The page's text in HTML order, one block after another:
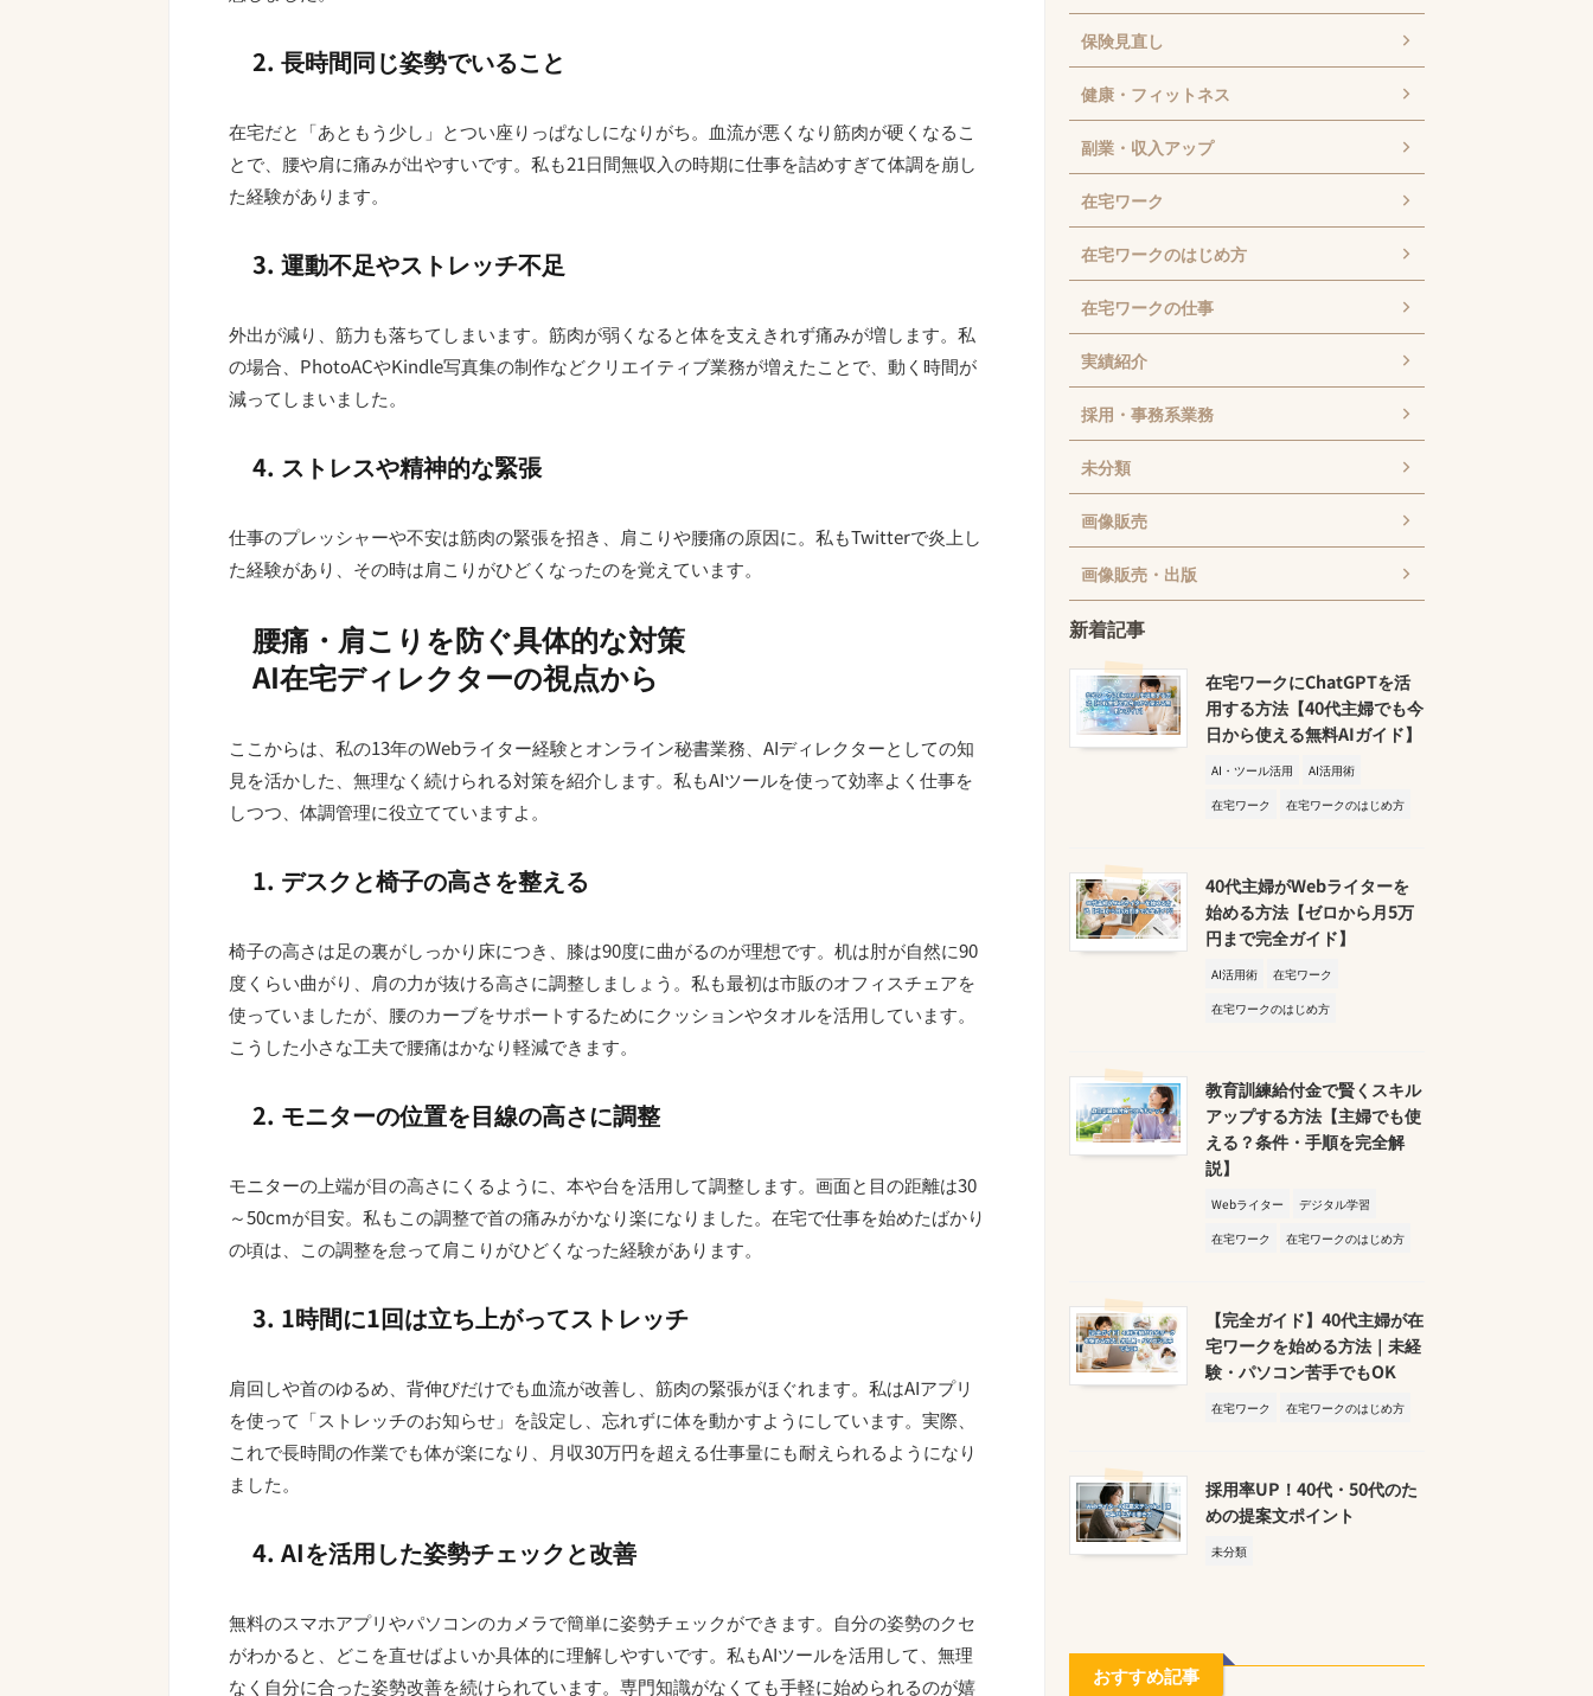
2. 長時間同じ姿勢でいること
在宅だと「あともう少し」とつい座りっぱなしになりがち。血流が悪くなり筋肉が硬くなるこ
とで、腰や肩に痛みが出やすいです。私も21日間無収入の時期に仕事を詰めすぎて体調を崩し
た経験があります。
3. 運動不足やストレッチ不足
外出が減り、筋力も落ちてしまいます。筋肉が弱くなると体を支えきれず痛みが増します。私
の場合、PhotoACやKindle写真集の制作などクリエイティブ業務が増えたことで、動く時間が
減ってしまいました。
4. ストレスや精神的な緊張
仕事のプレッシャーや不安は筋肉の緊張を招き、肩こりや腰痛の原因に。私もTwitterで炎上し
た経験があり、その時は肩こりがひどくなったのを覚えています。
腰痛・肩こりを防ぐ具体的な対策
AI在宅ディレクターの視点から
ここからは、私の13年のWebライター経験とオンライン秘書業務、AIディレクターとしての知
見を活かした、無理なく続けられる対策を紹介します。私もAIツールを使って効率よく仕事を
しつつ、体調管理に役立てていますよ。
1. デスクと椅子の高さを整える
椅子の高さは足の裏がしっかり床につき、膝は90度に曲がるのが理想です。机は肘が自然に90
度くらい曲がり、肩の力が抜ける高さに調整しましょう。私も最初は市販のオフィスチェアを
使っていましたが、腰のカーブをサポートするためにクッションやタオルを活用しています。
こうした小さな工夫で腰痛はかなり軽減できます。
2. モニターの位置を目線の高さに調整
モニターの上端が目の高さにくるように、本や台を活用して調整します。画面と目の距離は30
～50cmが目安。私もこの調整で首の痛みがかなり楽になりました。在宅で仕事を始めたばかり
の頃は、この調整を怠って肩こりがひどくなった経験があります。
3. 1時間に1回は立ち上がってストレッチ
肩回しや首のゆるめ、背伸びだけでも血流が改善し、筋肉の緊張がほぐれます。私はAIアプリ
を使って「ストレッチのお知らせ」を設定し、忘れずに体を動かすようにしています。実際、
これで長時間の作業でも体が楽になり、月収30万円を超える仕事量にも耐えられるようになり
ました。
4. AIを活用した姿勢チェックと改善
無料のスマホアプリやパソコンのカメラで簡単に姿勢チェックができます。自分の姿勢のクセ
がわかると、どこを直せばよいか具体的に理解しやすいです。私もAIツールを活用して、無理
なく自分に合った姿勢改善を続けられています。専門知識がなくても手軽に始められるのが嬉
保険見直し
健康・フィットネス
副業・収入アップ
在宅ワーク
在宅ワークのはじめ方
在宅ワークの仕事
実績紹介
採用・事務系業務
未分類
画像販売
画像販売・出版
新着記事
在宅ワークにChatGPTを活
用する方法【40代主婦でも今
日から使える無料AIガイド】
AI・ツール活用
AI活用術
在宅ワーク
在宅ワークのはじめ方
40代主婦がWebライターを
始める方法【ゼロから月5万
円まで完全ガイド】
AI活用術
在宅ワーク
在宅ワークのはじめ方
教育訓練給付金で賢くスキル
アップする方法【主婦でも使
える？条件・手順を完全解
説】
Webライター
デジタル学習
在宅ワーク
在宅ワークのはじめ方
【完全ガイド】40代主婦が在
宅ワークを始める方法｜未経
験・パソコン苦手でもOK
在宅ワーク 在宅ワークのはじめ方
採用率UP！40代・50代のた
めの提案文ポイント
未分類
おすすめ記事